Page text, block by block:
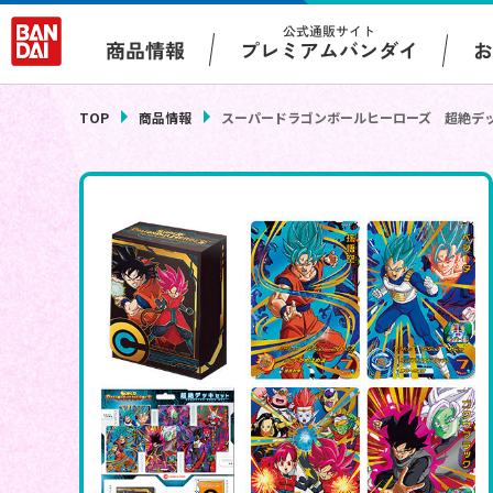
商品情報
公式通販サイト
プレミアムバンダイ
TOP 商品情報 スーパードラゴンボールヒーローズ 超絶デ